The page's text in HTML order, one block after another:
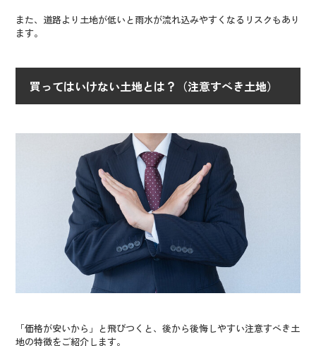
また、道路より土地が低いと雨水が流れ込みやすくなるリスクもあり
ます。
買ってはいけない土地とは？（注意すべき土地）
「価格が安いから」と飛びつくと、後から後悔しやすい注意すべき土
地の特徴をご紹介します。